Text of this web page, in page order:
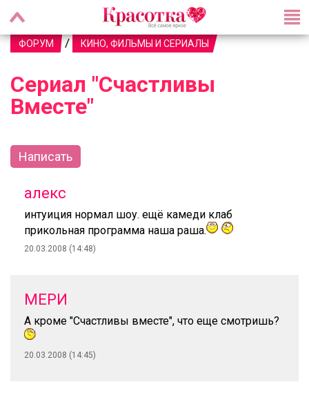
ФОРУМ / КИНО, ФИЛЬМЫ И СЕРИАЛЫ
Сериал "Счастливы
Вместе"
Написать
алекс
интуиция нормал шоу. ещё камеди клаб
прикольная программа наша раша.
20.03.2008 (14:48)
МЕРИ
А кроме "Счастливы вместе", что еще смотришь?
20.03.2008 (14:45)